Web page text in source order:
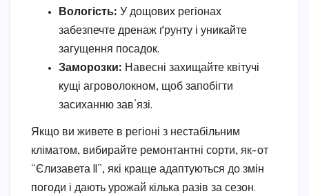
Вологість: У дощових регіонах
забезпечте дренаж ґрунту і уникайте
загущення посадок.
Заморозки: Навесні захищайте квітучі
кущі агроволокном, щоб запобігти
засиханню зав’язі.
Якщо ви живете в регіоні з нестабільним
кліматом, вибирайте ремонтантні сорти, як-от
“Єлизавета II”, які краще адаптуються до змін
погоди і дають урожай кілька разів за сезон.